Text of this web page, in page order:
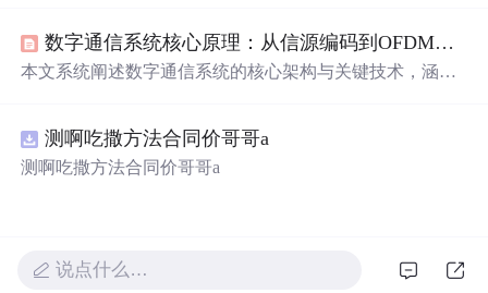
数字通信系统核心原理：从信源编码到OFDM与数字基带通信
本文系统阐述数字通信系统的核心架构与关键技术，涵盖
A）及抗信道损伤机制。重点解析OFDM抗多径原理、数
字基带传输模型（根升余弦滤波、匹配滤波、同步与判
测啊吃撒方法合同价哥哥a
测啊吃撒方法合同价哥哥a
说点什么…